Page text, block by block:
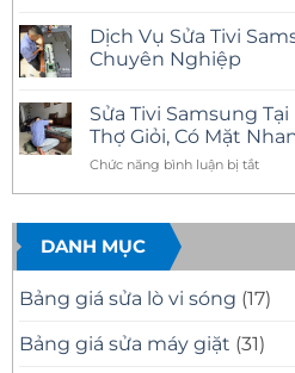
Uy
Tín
–
Nhanh,
Báo
Giá
Minh
Samsung
Tại
Nhà
Uy
Tín
Có
Nhanh,
Đúng
Bệnh
bình
luận
ở
Samsung
Tại
Nhà
Quận
Uy
Có
Mặt
Nhanh
Sau
Phút
Dịch Vụ Sửa Tivi
Chuyên Nghiệp
bình
luận
ở
Dịch
Sửa
Samsung
Tại
Nhà
Quận
Chuyên
Sửa Tivi Samsung
Thợ Giỏi, Có Mặt
Chức năng bình luận bị tắtở
8
–
DANH MỤC
Bảng giá sửa lò vi sóng (17)
Bảng giá sửa máy giặt (31)